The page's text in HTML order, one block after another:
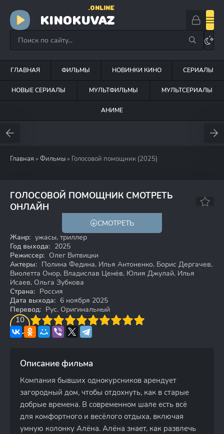
KINOKUVAZ
.ONLINE
ГЛАВНАЯ ФИЛЬМЫ НОВИНКИ КИНО СЕРИАЛЫ
НОВЫЕ СЕРИАЛЫ МУЛЬТФИЛЬМЫ МУЛЬТСЕРИАЛЫ
АНИМЕ
Главная » Фильмы » Голосовой помощник (2025)
ГОЛОСОВОЙ ПОМОЩНИК СМОТРЕТЬ
ОНЛАЙН
СМОТРЕТЬ
Жанр: ужасы, триллер
Год выхода: 2025
Режиссер: Олег Витвицки
Актеры: Полина Федина, Илья Антоненко, Борис Дергачев,
Виолетта Онор, Владислав Ценёв, Юлия Джулай, Илья
Исаев, Ольга Зубкова
Страна: Россия
Дата выхода: 6 ноября 2025
Перевод: Рус. Оригинальный
10
4 5 6 7 8 9 10
Описание фильма
Компания бывших однокурсников арендует
загородный дом, чтобы отдохнуть, как в старые
добрые времена. В современном шале есть всё
для комфортного и весёлого отдыха, включая
умную колонку Алёна. Алёна знает, как развлечь